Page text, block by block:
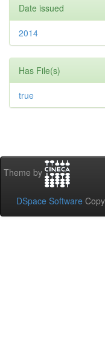
Date issued
2014
Has File(s)
true
Theme by
DSpace Software